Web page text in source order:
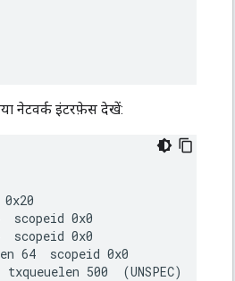
नेटवर्क इंटरफ़ेस देखें:
0x20
scopeid 0x0
scopeid 0x0
64  scopeid 0x0
txqueuelen 500  (UNSPEC)